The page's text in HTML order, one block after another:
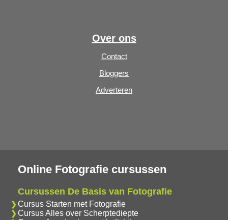
Over ons
Contact
Bloggers
Adverteren
Online Fotografie cursussen
Cursussen De Basis van Fotografie
Cursus Starten met Fotografie
Cursus Alles over Scherptediepte